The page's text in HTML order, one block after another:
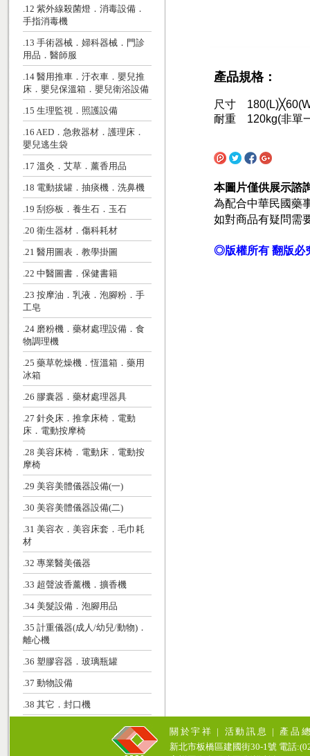
.12 紫外線殺菌燈．消毒設備．
手指消毒機
.13 手術器械．婦科器械．門診
用品．醫師服
.14 醫用推車．汙衣車．嬰兒推
床．嬰兒保溫箱．嬰兒衛浴設備
.15 生理監視．照護設備
.16 AED．急救器材．護理床．
嬰兒逃生袋
.17 溫灸．艾草．薰香用品
.18 電動拔罐．抽痰機．洗鼻機
.19 刮痧板．養生石．玉石
.20 衛生器材．傷科耗材
.21 醫用圖表．教學掛圖
.22 中醫圖書．保健書籍
.23 按摩油．乳液．泡腳粉．手
工皂
.24 磨粉機．藥材處理設備．食
物調理機
.25 藥草乾燥機．恆溫箱．藥用
冰箱
.26 膠囊器．藥材處理器具
.27 針灸床．推拿床椅．電動
床．電動按摩椅
.28 美容床椅．電動床．電動按
摩椅
.29 美容美體儀器設備(一)
.30 美容美體儀器設備(二)
.31 美容衣．美容床套．毛巾耗
材
.32 專業醫美儀器
.33 超聲波香薰機．擴香機
.34 美髮設備．泡腳用品
.35 計重儀器(成人/幼兒/動物)．
離心機
.36 塑膠容器．玻璃瓶罐
.37 動物設備
.38 其它．封口機
產品規格：
尺寸
耐重 120kg(非單
本圖片僅供展示諮
為配合中華民國藥
如對商品有疑問需
◎版權所有 翻版
關於宇祥 | 活動訊息 | 產品
新北市板橋區建國街30-1號 電話